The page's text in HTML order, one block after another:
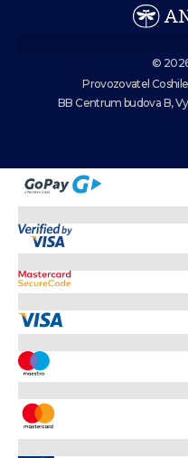
© 2026
Provozovatel Coshile
BB Centrum budova B,